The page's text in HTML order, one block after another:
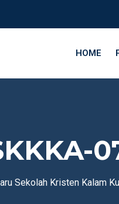
HOME
Sekolah Kristen Kalam